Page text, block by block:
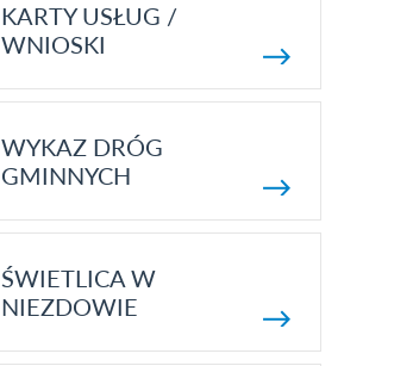
KARTY USŁUG /
WNIOSKI
WYKAZ DRÓG
GMINNYCH
ŚWIETLICA W
NIEZDOWIE